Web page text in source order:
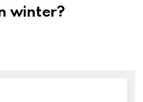
winter?